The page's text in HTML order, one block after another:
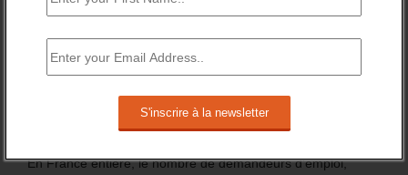
marquent la fin de la période précédant le lancement des
bénéficiaires d’une prestation (Pacea et CEJ) et des
nouveaux allocataires du RSA.
En France entière, le nombre de demandeurs d’emploi,